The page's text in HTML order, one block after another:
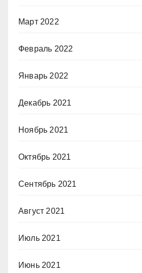
Март 2022
Февраль 2022
Январь 2022
Декабрь 2021
Ноябрь 2021
Октябрь 2021
Сентябрь 2021
Август 2021
Июль 2021
Июнь 2021